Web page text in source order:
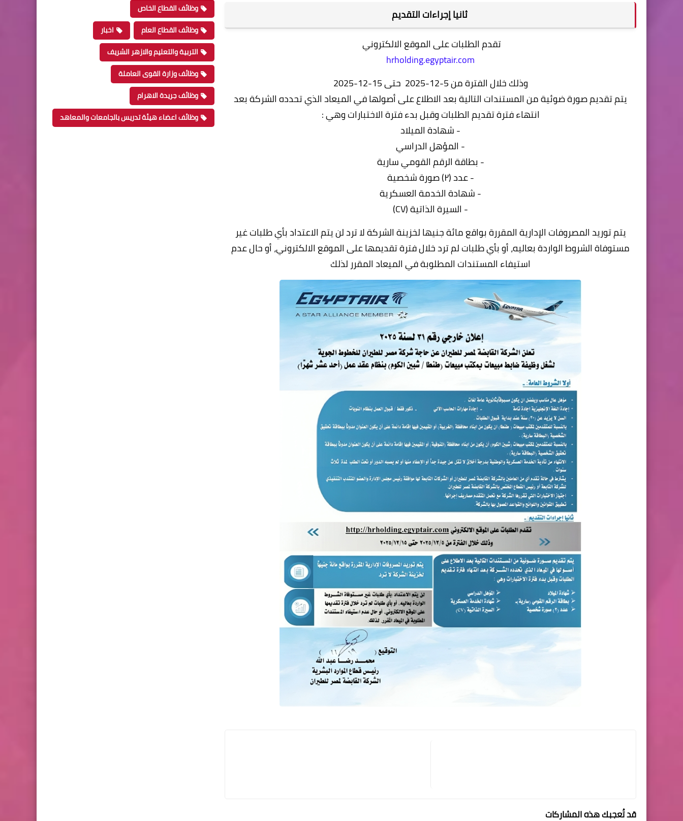
ثانيا إجراءات التقديم
تقدم الطلبات على الموقع الالكتروني
hrholding.egyptair.com
وذلك خلال الفترة من 5-12-2025 حتى 15-12-2025
يتم تقديم صورة ضوئية من المستندات التالية بعد الاطلاع علىأصولها في الميعاد الذي تحدده الشركة بعد
انتهاء فترة تقديمالطلبات وقبل بدء فترة الاختبارات وهي :
- شهادة الميلاد
- المؤهل الدراسي
- بطاقة الرقم القومي سارية
- عدد (۲) صورة شخصية
- شهادة الخدمة العسكرية
- السيرة الذاتية (CV)
يتم توريد المصروفات الإدارية المقررة بواقع مائة جنيهالخزينة الشركة لا تردلن يتم الاعتداد بأي طلبات غير
مستوفاة الشروطالواردة بعاليه، أو بأي طلبات لم ترد خلال فترة تقديمهاعلى الموقع الالكتروني، أو حال عدم
استيفاء المستندات المطلوبة في الميعاد المقرر لذلك
قد تُعجبك هذه المشاركات
وظائف القطاع الخاص
وظائف القطاع العام
اخبار
التربية والتعليم والازهر الشريف
وظائف وزارة القوى العاملة
وظائف جريدة الاهرام
وظائف اعضاء هيئة تدريس بالجامعات والمعاهد